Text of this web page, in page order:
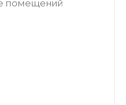
помещений